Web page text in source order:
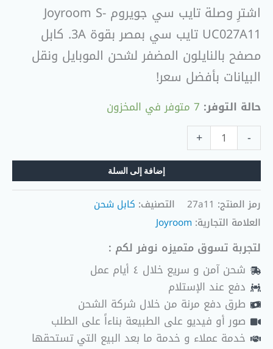
اشترِ وصلة تايب سي جويروم Joyroom S-
UC027A11 تايب سي بمصر بقوة 3A. كابل
مصفح بالنايلون المضفر لشحن الموبايل ونقل
البيانات بأفضل سعر!
حالة التوفر: 7 متوفر في المخزون
-
+
إضافة إلى السلة
رمز المنتج: 27a11 التصنيف: كابل شحن
العلامة التجارية: Joyroom
لتجربة تسوق متميزه نوفر لكم :
شحن آمن و سريع خلال ٤ أيام عمل
دفع عند الإستلام
طرق دفع مرنة من خلال شركة الشحن
صور أو فيديو على الطبيعة بناءاً على الطلب
خدمة عملاء و خدمة ما بعد البيع التي تستحقها